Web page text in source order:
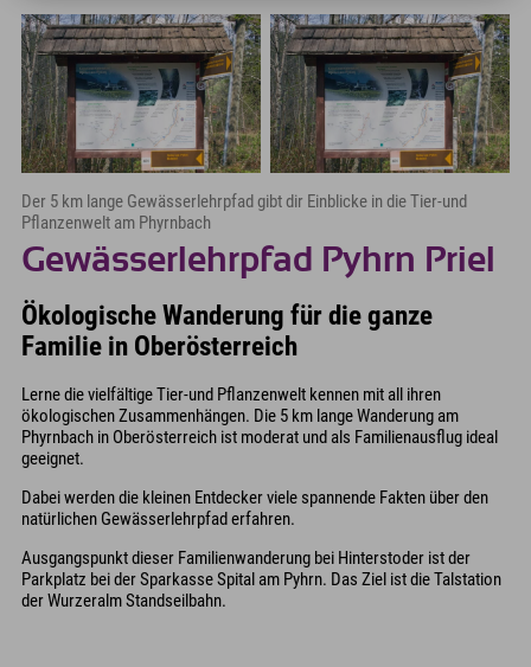
Der 5 km lange Gewässerlehrpfad gibt dir Einblicke in die Tier-und
Pflanzenwelt am Phyrnbach
Gewässerlehrpfad Pyhrn Priel
Ökologische Wanderung für die ganze
Familie in Oberösterreich
Lerne die vielfältige Tier-und Pflanzenwelt kennen mit all ihren
ökologischen Zusammenhängen. Die 5 km lange Wanderung am
Phyrnbach in Oberösterreich ist moderat und als Familienausflug ideal
geeignet.
Dabei werden die kleinen Entdecker viele spannende Fakten über den
natürlichen Gewässerlehrpfad erfahren.
Ausgangspunkt dieser Familienwanderung bei Hinterstoder ist der
Parkplatz bei der Sparkasse Spital am Pyhrn. Das Ziel ist die Talstation
der Wurzeralm Standseilbahn.